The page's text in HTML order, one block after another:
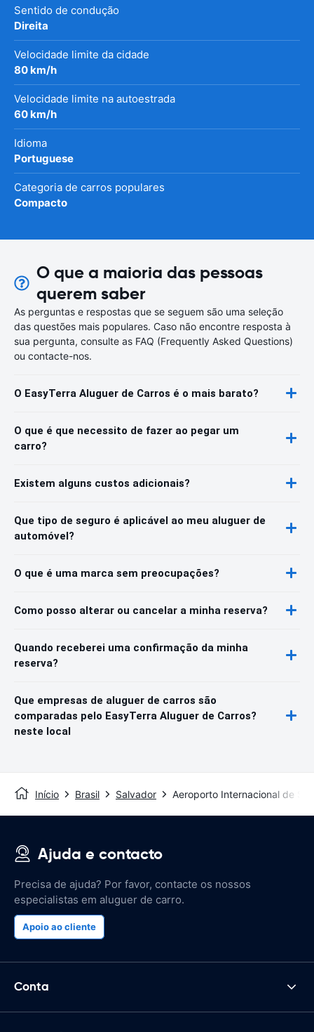
Sentido de condução
Direita
Velocidade limite da cidade
80 km/h
Velocidade limite na autoestrada
60 km/h
Idioma
Portuguese
Categoria de carros populares
Compacto
O que a maioria das pessoas
querem saber
As perguntas e respostas que se seguem são uma seleção
das questões mais populares. Caso não encontre resposta à
sua pergunta, consulte as FAQ (Frequently Asked Questions)
ou contacte-nos.
O EasyTerra Aluguer de Carros é o mais barato?
O que é que necessito de fazer ao pegar um
carro?
Existem alguns custos adicionais?
Que tipo de seguro é aplicável ao meu aluguer de
automóvel?
O que é uma marca sem preocupações?
Como posso alterar ou cancelar a minha reserva?
Quando receberei uma confirmação da minha
reserva?
Que empresas de aluguer de carros são
comparadas pelo EasyTerra Aluguer de Carros?
neste local
Início Brasil Salvador Aeroporto Internacional de
Ajuda e contacto
Precisa de ajuda? Por favor, contacte os nossos
especialistas em aluguer de carro.
Apoio ao cliente
Conta